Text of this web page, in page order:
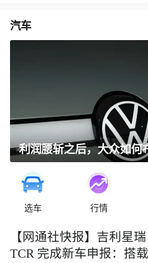
汽车
选车 行情
【网通社快报】吉利星瑞
TCR 完成新车申报：搭载